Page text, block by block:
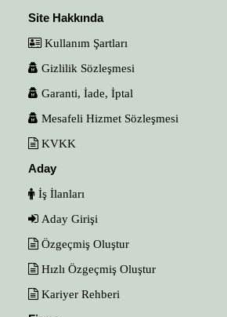
Site Hakkında
Kullanım Şartları
Gizlilik Sözleşmesi
Garanti, İade, İptal
Mesafeli Hizmet Sözleşmesi
KVKK
Aday
İş İlanları
Aday Girişi
Özgeçmiş Oluştur
Hızlı Özgeçmiş Oluştur
Kariyer Rehberi